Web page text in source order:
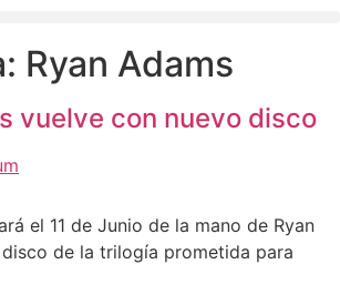
Ryan Adams
vuelve con nuevo disco
el 11 de Junio de la mano de Ryan
de la trilogía prometida para